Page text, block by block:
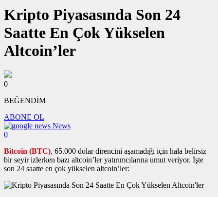
Kripto Piyasasında Son 24
Saatte En Çok Yükselen
Altcoin’ler
0
BEĞENDİM
ABONE OL
News
0
Bitcoin (BTC), 65.000 dolar direncini aşamadığı için hala belirsiz
bir seyir izlerken bazı altcoin’ler yatırımcılarına umut veriyor. İşte
son 24 saatte en çok yükselen altcoin’ler: